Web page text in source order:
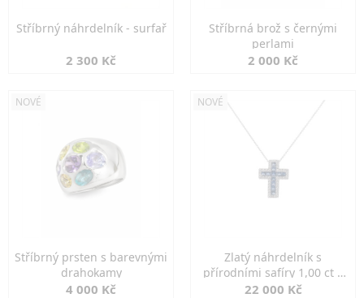
Stříbrný náhrdelník - surfař
2 300 Kč
Stříbrná brož s černými
perlami
2 000 Kč
NOVÉ
Stříbrný prsten s barevnými
drahokamy
4 000 Kč
NOVÉ
Zlatý náhrdelník s
přírodními safíry 1,00 ct a
diamanty
22 000 Kč